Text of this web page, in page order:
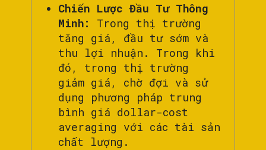
Chiến Lược Đầu Tư Thông
Minh:
Trong thị trường
tăng giá, đầu tư sớm và
thu lợi nhuận. Trong khi
đó, trong thị trường
giảm giá, chờ đợi và sử
dụng phương pháp trung
bình giá dollar-cost
averaging với các tài sản
chất lượng.